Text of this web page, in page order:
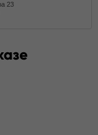
23